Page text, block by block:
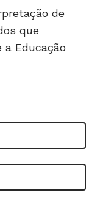
de
que
Educação